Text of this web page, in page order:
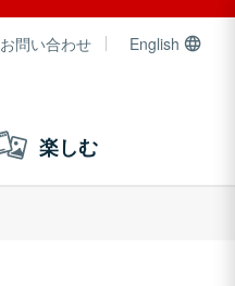
問い合わせ English
楽しむ